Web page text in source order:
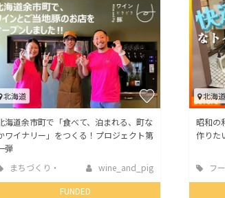
北海道
海道余市町で「食べて、泊まれる、町な
ワイナリー」をつくる！プロジェクト第
弾
まちづくり・
域活性化
wine_and_pig
FUNDED
北海道
昭和の
作りた
フ
店